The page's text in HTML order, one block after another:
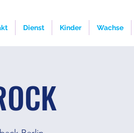
Dienst Kinder Wachse